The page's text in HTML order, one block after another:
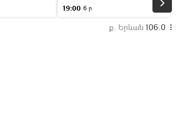
19:00 6 ր
ք. Երևան 106.0